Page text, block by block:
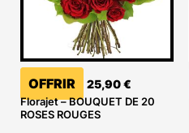
OFFRIR 25,90€
Florajet – BOUQUET DE 20
ROSES ROUGES